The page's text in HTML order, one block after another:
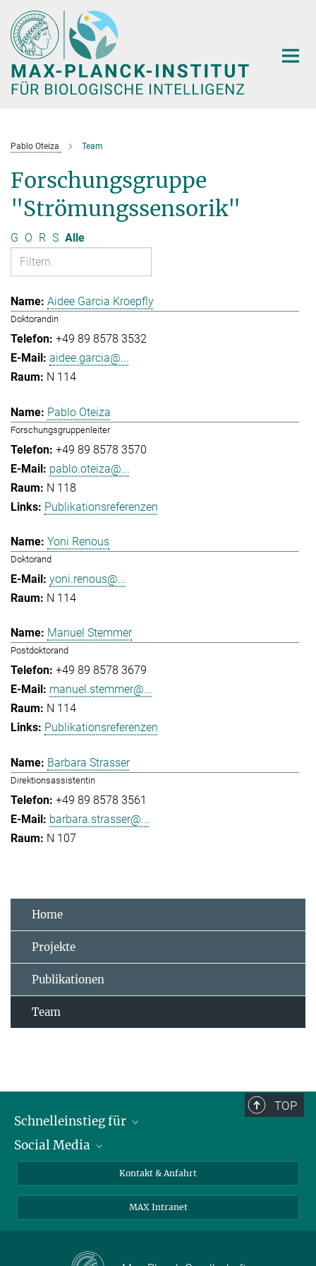
Hauptinhalt
Pablo Oteiza Team
Forschungsgruppe
"Strömungssensorik"
G O R S Alle
Aidee Garcia Kroepfly
Doktorandin
+49 89 8578 3532
aidee.garcia@...
N 114
Pablo Oteiza
Forschungsgruppenleiter
+49 89 8578 3570
pablo.oteiza@...
N 118
Publikationsreferenzen
Yoni Renous
Doktorand
yoni.renous@...
N 114
Manuel Stemmer
Postdoktorand
+49 89 8578 3679
manuel.stemmer@...
N 114
Publikationsreferenzen
Barbara Strasser
Direktionsassistentin
+49 89 8578 3561
barbara.strasser@...
N 107
Home
Projekte
Publikationen
Team
TOP
Schnelleinstieg für
Journalist*innen
Schüler*innen und Lehrkräfte
Social Media
LinkedIn
Facebook
Kontakt & Anfahrt
MAX Intranet